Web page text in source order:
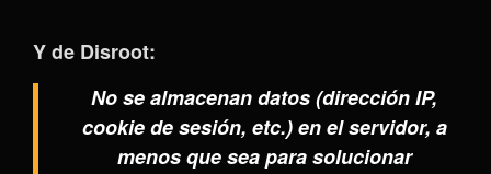
Y de Disroot:
No se almacenan datos (dirección IP,
cookie de sesión, etc.) en el servidor, a
menos que sea para solucionar